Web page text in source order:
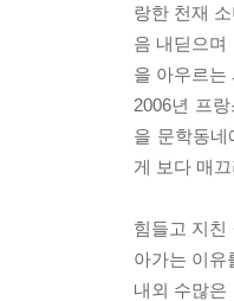
랑한 천재
음 내딛으며
을 아우르는
2006년 프
을 문학동네
게 보다 매
힘들고 지친
아가는 이유
내외 수많은